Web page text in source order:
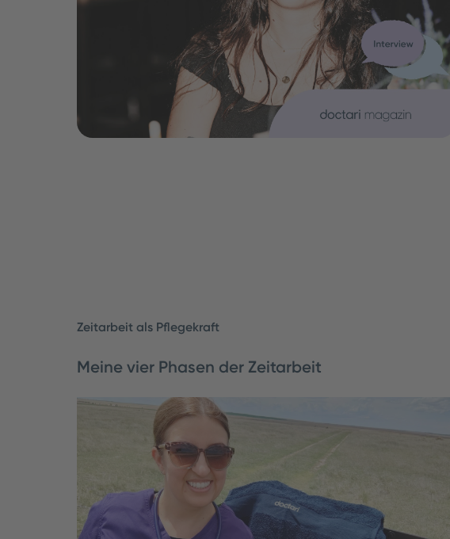
Zeitarbeit als Pflegekraft
Meine vier Phasen der Zeitarbeit
Travel Nurse Bianca beschreibt, wie sie den Wechsel in die
Zeitarbeit erlebt hat. Heute würde sie nicht mehr tauschen